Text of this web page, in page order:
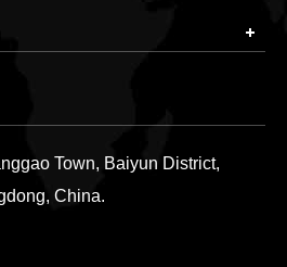
Town, Baiyun District,
China.